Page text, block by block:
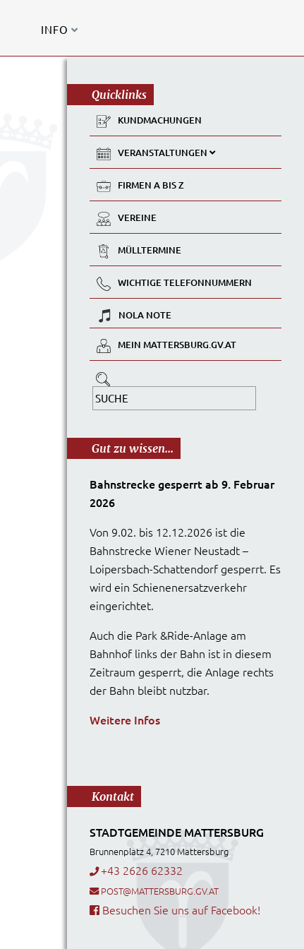
INFO
Quicklinks
KUNDMACHUNGEN
VERANSTALTUNGEN
FIRMEN A BIS Z
VEREINE
MÜLLTERMINE
WICHTIGE TELEFONNUMMERN
NOLA NOTE
MEIN MATTERSBURG.GV.AT
Gut zu wissen...
Bahnstrecke gesperrt ab 9. Februar
2026
Von 9.02. bis 12.12.2026 ist die
Bahnstrecke Wiener Neustadt –
Loipersbach-Schattendorf gesperrt. Es
wird ein Schienenersatzverkehr
eingerichtet.
Auch die Park &Ride-Anlage am
Bahnhof links der Bahn ist in diesem
Zeitraum gesperrt, die Anlage rechts
der Bahn bleibt nutzbar.
Weitere Infos
Kontakt
STADTGEMEINDE MATTERSBURG
Brunnenplatz 4, 7210 Mattersburg
+43 2626 62332
POST@MATTERSBURG.GV.AT
Besuchen Sie uns auf Facebook!